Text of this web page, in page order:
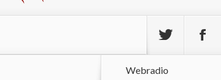
Webradio